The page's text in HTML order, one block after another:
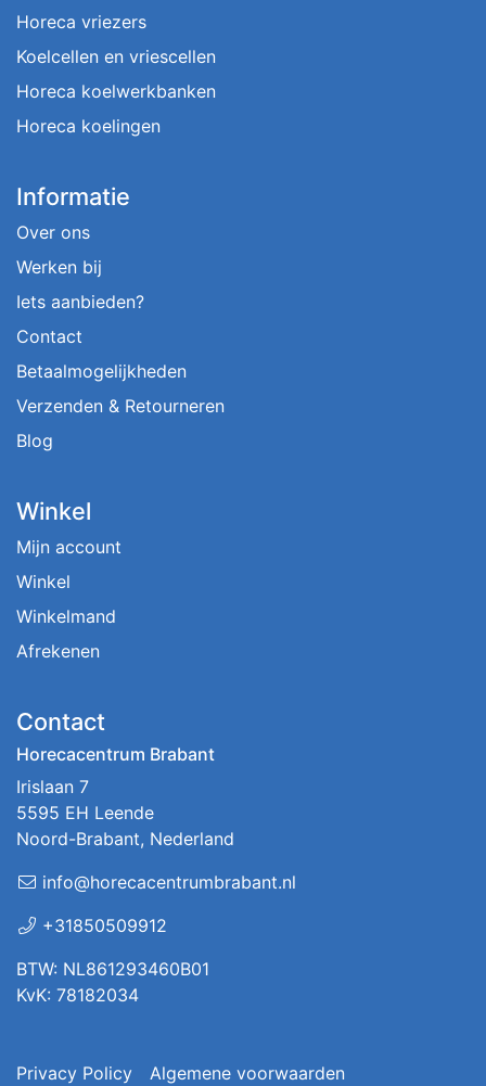
Horeca vriezers
Koelcellen en vriescellen
Horeca koelwerkbanken
Horeca koelingen
Informatie
Over ons
Werken bij
Iets aanbieden?
Contact
Betaalmogelijkheden
Verzenden & Retourneren
Blog
Winkel
Mijn account
Winkel
Winkelmand
Afrekenen
Contact
Horecacentrum Brabant
Irislaan 7
5595 EH Leende
Noord-Brabant, Nederland
info@horecacentrumbrabant.nl
+31850509912
BTW: NL861293460B01
KvK: 78182034
Privacy Policy Algemene voorwaarden